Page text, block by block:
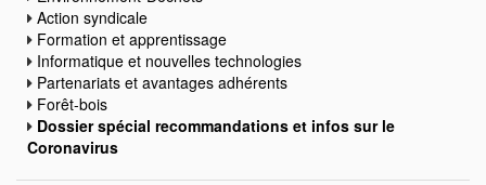
Action syndicale
Formation et apprentissage
Informatique et nouvelles technologies
Partenariats et avantages adhérents
Forêt-bois
Dossier spécial recommandations et infos sur le
Coronavirus